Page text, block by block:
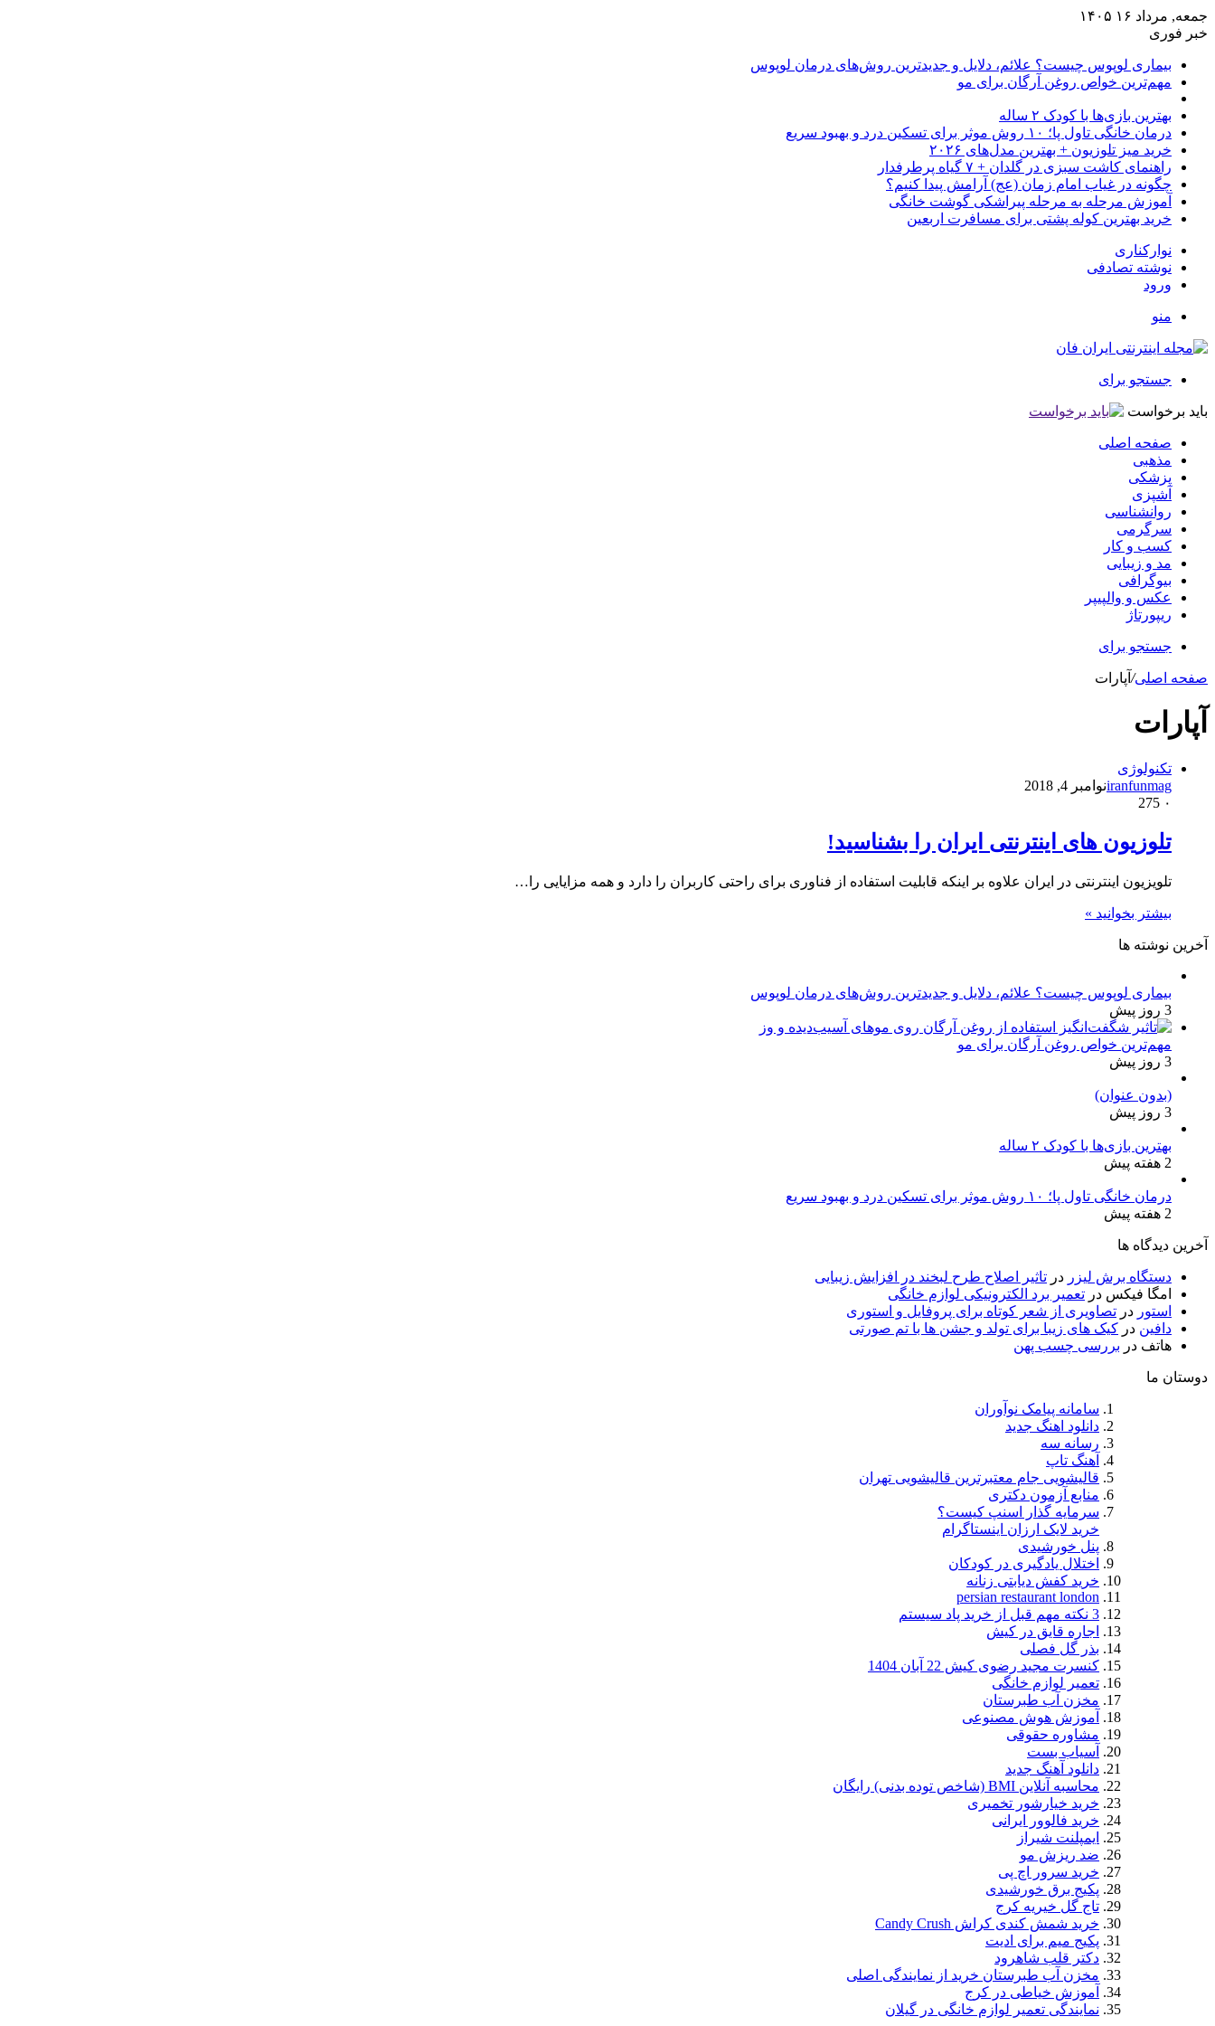
جمعه, مرداد ۱۶ ۱۴۰۵
خبر فوری
بیماری لوپوس چیست؟ علائم، دلایل و جدیدترین روش‌های درمان لوپوس
مهم‌ترین خواص روغن آرگان برای مو
بهترین بازی‌ها با کودک ۲ ساله
درمان خانگی تاول پا؛ ۱۰ روش موثر برای تسکین درد و بهبود سریع
خرید میز تلوزیون + بهترین مدل‌های ۲۰۲۶
راهنمای کاشت سبزی در گلدان + ۷ گیاه پرطرفدار
چگونه در غیاب امام زمان (عج) آرامش پیدا کنیم؟
آموزش مرحله به مرحله پیراشکی گوشت خانگی
خرید بهترین کوله پشتی برای مسافرت اربعین
نوارکناری
نوشته تصادفی
ورود
منو
جستجو برای
باید برخواست
صفحه اصلی
مذهبی
پزشکی
آشپزی
روانشناسی
سرگرمی
کسب و کار
مد و زیبایی
بیوگرافی
عکس و والپیپر
ریپورتاژ
جستجو برای
صفحه اصلی/ آپارات
آپارات
تکنولوژی
iranfunmagنوامبر 4, 2018
۰
تلوزیون های اینترنتی ایران را بشناسید!
تلویزیون اینترنتی در ایران علاوه بر اینکه قابلیت استفاده از فناوری برای راحتی کاربران را دارد و همه مزایایی را…
بیشتر بخوانید »
آخرین نوشته ها
بیماری لوپوس چیست؟ علائم، دلایل و جدیدترین روش‌های درمان لوپوس
3 روز پیش
مهم‌ترین خواص روغن آرگان برای مو
3 روز پیش
(بدون عنوان)
3 روز پیش
بهترین بازی‌ها با کودک ۲ ساله
2 هفته پیش
درمان خانگی تاول پا؛ ۱۰ روش موثر برای تسکین درد و بهبود سریع
2 هفته پیش
آخرین دیدگاه ها
دستگاه برش لیزر در تاثیر اصلاح طرح لبخند در افزایش زیبایی
امگا فیکس در تعمیر برد الکترونیکی لوازم خانگی
استور در تصاویری از شعر کوتاه برای پروفایل و استوری
دافین در کیک های زیبا برای تولد و جشن ها با تم صورتی
هاتف در بررسی چسب پهن
دوستان ما
سامانه پیامک نوآوران
دانلود اهنگ جدید
رسانه سه
آهنگ تاپ
قالیشویی جام معتبرترین قالیشویی تهران
منابع آزمون دکتری
سرمایه گذار اسنپ کیست؟
خرید لایک ارزان اینستاگرام
پنل خورشیدی
اختلال یادگیری در کودکان
خرید کفش دیابتی زنانه
persian restaurant london
3 نکته مهم قبل از خرید پاد سیستم
اجاره قایق در کیش
بذر گل فصلی
کنسرت مجید رضوی کیش 22 آبان 1404
تعمیر لوازم خانگی
مخزن آب طبرستان
آموزش هوش مصنوعی
مشاوره حقوقی
آسیاب بست
دانلود آهنگ جدید
محاسبه آنلاین BMI (شاخص توده بدنی) رایگان
خرید خیارشور تخمیری
خرید فالوور ایرانی
ایمپلنت شیراز
ضد ریزش مو
خرید سرور اچ پی
پکیج برق خورشیدی
تاج گل خیریه کرج
خرید شمش کندی کراش Candy Crush
پکیج میم برای ادیت
دکتر قلب شاهرود
مخزن آب طبرستان خرید از نمایندگی اصلی
آموزش خیاطی در کرج
نمایندگی تعمیر لوازم خانگی در گیلان